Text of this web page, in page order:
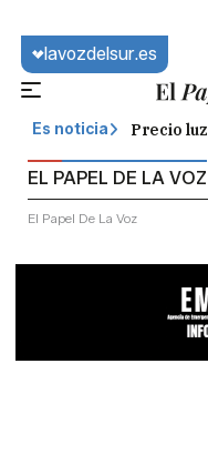
lavozdelsur.es
Es noticia Precio luz
EL PAPEL DE LA VOZ
El Papel De La Voz